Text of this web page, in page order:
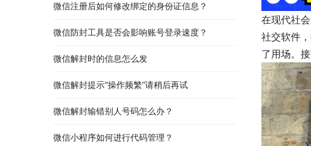
在现代社
社交软件
了用场。
微信注册后如何修改绑定的身份证信息？
微信防封工具是否会影响账号登录速度？
微信解封时的信息怎么发
微信解封提示“操作频繁”请稍后再试
微信解封输错别人号码怎么办？
微信小程序如何进行代码管理？